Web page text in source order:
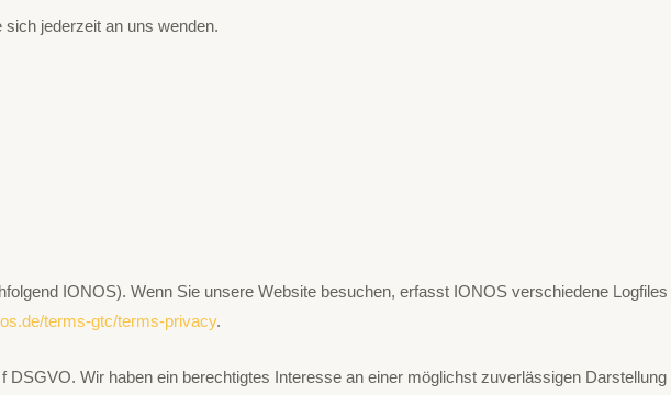
jederzeit an uns wenden.
IONOS). Wenn Sie unsere Website besuchen, erfasst IONOS verschiedene
terms-gtc/terms-privacy.
Wir haben ein berechtigtes Interesse an einer möglichst zuverlässigen